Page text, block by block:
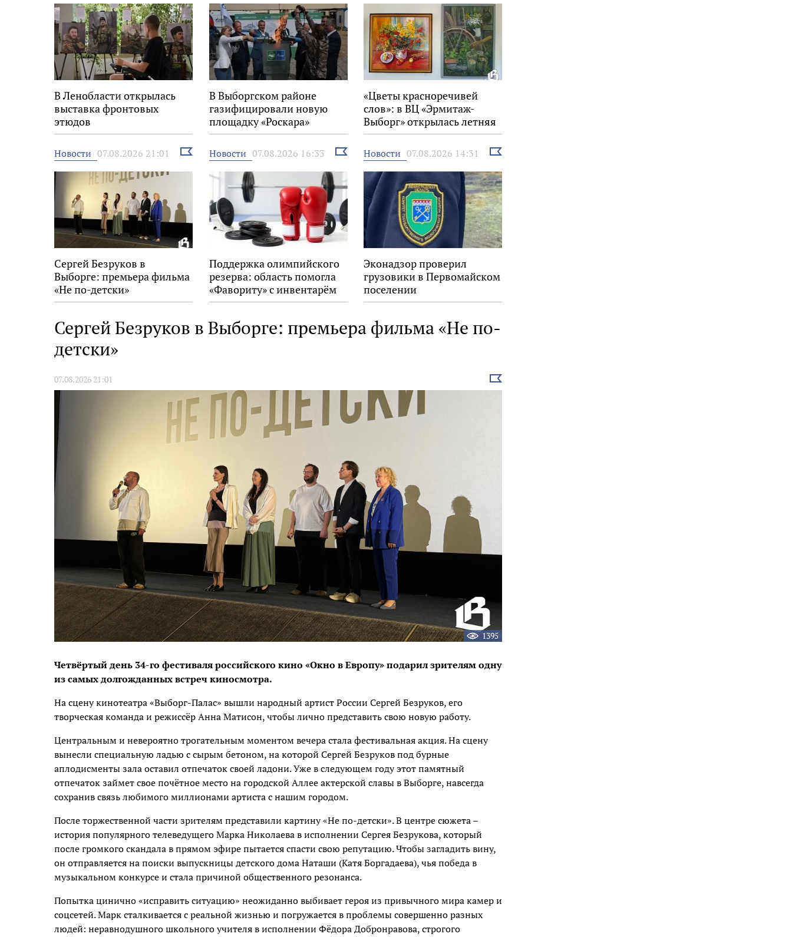
В Ленобласти открылась
выставка фронтовых
этюдов
В Выборгском районе
газифицировали новую
площадку «Роскара»
«Цветы красноречивей
слов»: в ВЦ «Эрмитаж-
Выборг» открылась летняя
выставка
Новости 07.08.2026 21:01
Выбрать
новость
Сергей Безруков в
Выборге: премьера фильма
«Не по-детски»
Новости 07.08.2026 16:33
Выбрать
новость
Поддержка олимпийского
резерва: область помогла
«Фавориту» с инвентарём
Новости 07.08.2026 14:31
Выбрать
Эконадзор проверил
грузовики в Первомайском
поселении
Сергей Безруков в Выборге: премьера фильма «Не по-
детски»
07.08.2026 21:01
Выбрать
новость
1395
Четвёртый день 34-го фестиваля российского кино «Окно в Европу» подарил зрителям одну
из самых долгожданных встреч киносмотра.
На сцену кинотеатра «Выборг-Палас» вышли народный артист России Сергей Безруков, его
творческая команда и режиссёр Анна Матисон, чтобы лично представить свою новую работу.
Центральным и невероятно трогательным моментом вечера стала фестивальная акция. На сцену
вынесли специальную ладью с сырым бетоном, на которой Сергей Безруков под бурные
аплодисменты зала оставил отпечаток своей ладони. Уже в следующем году этот памятный
отпечаток займет свое почётное место на городской Аллее актерской славы в Выборге, навсегда
сохранив связь любимого миллионами артиста с нашим городом.
После торжественной части зрителям представили картину «Не по-детски». В центре сюжета –
история популярного телеведущего Марка Николаева в исполнении Сергея Безрукова, который
после громкого скандала в прямом эфире пытается спасти свою репутацию. Чтобы загладить вину,
он отправляется на поиски выпускницы детского дома Наташи (Катя Боргадаева), чья победа в
музыкальном конкурсе и стала причиной общественного резонанса.
Попытка цинично «исправить ситуацию» неожиданно выбивает героя из привычного мира камер и
соцсетей. Марк сталкивается с реальной жизнью и погружается в проблемы совершенно разных
людей: неравнодушного школьного учителя в исполнении Фёдора Добронравова, строгого